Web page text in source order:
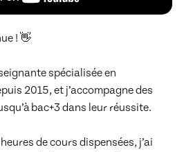
! 👋
spécialisée en
2015, et j’accompagne des
bac+3 dans leur réussite.
de cours dispensées, j’ai